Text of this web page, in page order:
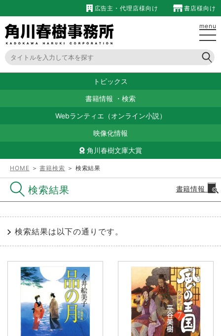
広告主・代理店様向け 書店様向け
menu
トピックス
書籍情報 ・ 検索
Webランティエ（オンライン小説）
映像化情報
角川春樹文庫大賞
HOME ＞書籍検索 ＞ 検索結果
検索結果 書籍情報
検索結果は以下の通りです。